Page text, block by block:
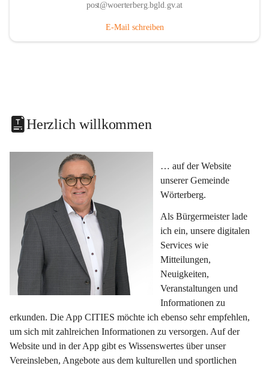
post@woerterberg.bgld.gv.at
E-Mail schreiben
Herzlich willkommen
… auf der Website
unserer Gemeinde
Wörterberg.
Als Bürgermeister lade
ich ein, unsere digitalen
Services wie
Mitteilungen,
Neuigkeiten,
Veranstaltungen und
Informationen zu
erkunden. Die App CITIES möchte ich ebenso sehr empfehlen,
um sich mit zahlreichen Informationen zu versorgen. Auf der
Website und in der App gibt es Wissenswertes über unser
Vereinsleben, Angebote aus dem kulturellen und sportlichen